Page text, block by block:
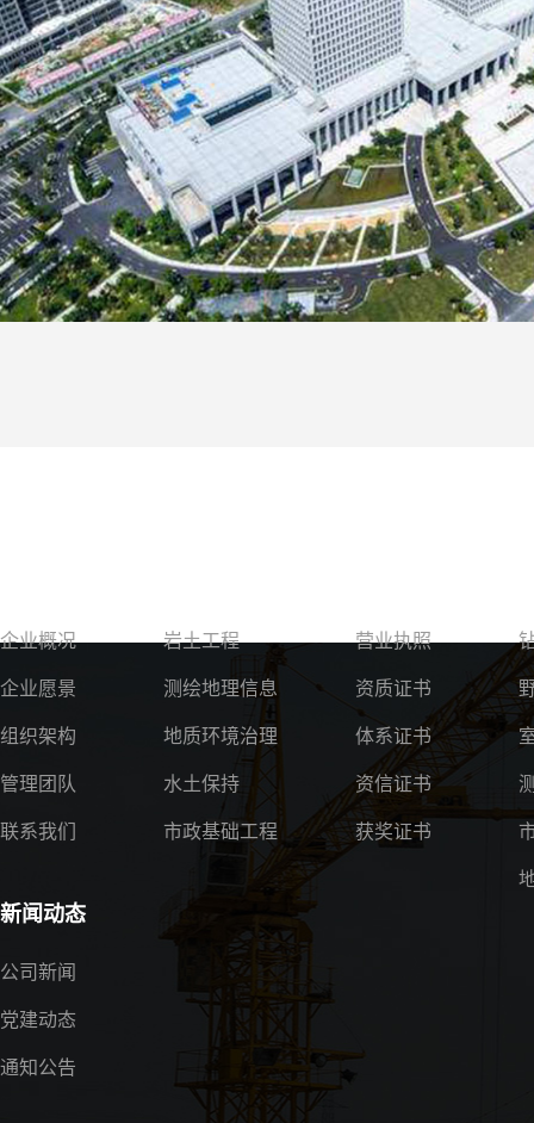
企业概况
企业愿景
组织架构
管理团队
联系我们
岩土工程
测绘地理信息
地质环境治理
水土保持
市政基础工程
营业执照
资质证书
体系证书
资信证书
获奖证书
新闻动态
公司新闻
党建动态
通知公告